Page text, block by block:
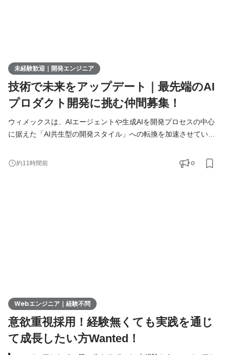
未経験歓迎｜開発エンジニア
技術で未来をアップデート｜最先端のAI
プロダクト開発に挑む仲間募集！
ウィメックスは、AIエージェントや生成AIを開発プロセスの中心
に据えた「AI共生型の開発スタイル」への転換を加速させていま
極的に募集しています。 AIを相棒に、圧倒的なスピードと品質を
実現し、最先端の技術を使いこなすエンジニアへ成長したい方を
約11時間前 0
Webエンジニア｜経験不問
意欲重視採用！経験無くても実践を通じ
て成長したい方Wanted！